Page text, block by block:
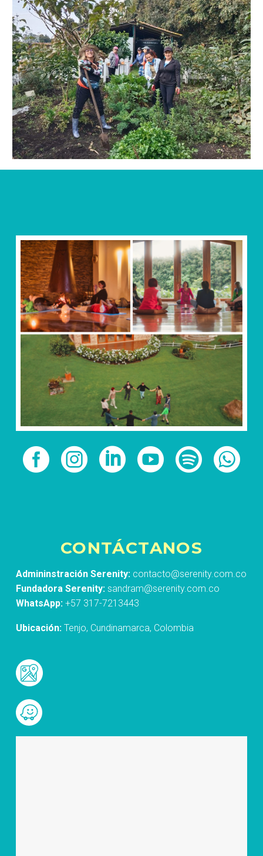
CONTÁCTANOS
Admininstración Serenity: contacto@serenity.com.co
Fundadora Serenity: sandram@serenity.com.co
WhatsApp: +57 317-7213443
Ubicación: Tenjo, Cundinamarca, Colombia